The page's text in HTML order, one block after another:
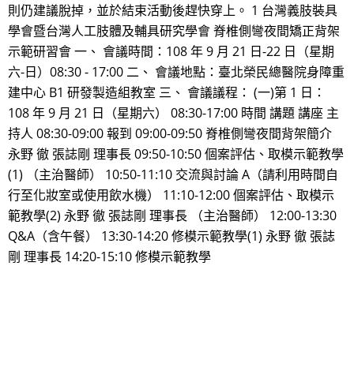
則仍建議脫掉，並於結束活動後趕快穿上。 1 台灣義肢裝具
學會暨台灣人工肢體及輔具研究學會 脊椎側彎夜間矯正背架
示範研習會 一、 會議時間：108 年 9 月 21 日-22 日（星期
六-日）08:30 - 17:00 二、 會議地點：臺北榮民總醫院身障重
建中心 B1 研發製造組教室 三、 會議議程： (一)第 1 日：
108 年 9 月 21 日（星期六） 08:30-17:00 時間 講題 講座 主
持人 08:30-09:00 報到 09:00-09:50 脊椎側彎夜間背架簡介
永野 徹 張誌剛 理事長 09:50-10:50 個案評估、取模示範教學
(1) （主治醫師） 10:50-11:10 交流與討論 A（請利用時間自
行至化妝室或使用飲水機） 11:10-12:00 個案評估、取模示
範教學(2) 永野 徹 張誌剛 理事長 （主治醫師） 12:00-13:30
Q&A（含午餐） 13:30-14:20 修模示範教學(1) 永野 徹 張誌
剛 理事長 14:20-15:10 修模示範教學